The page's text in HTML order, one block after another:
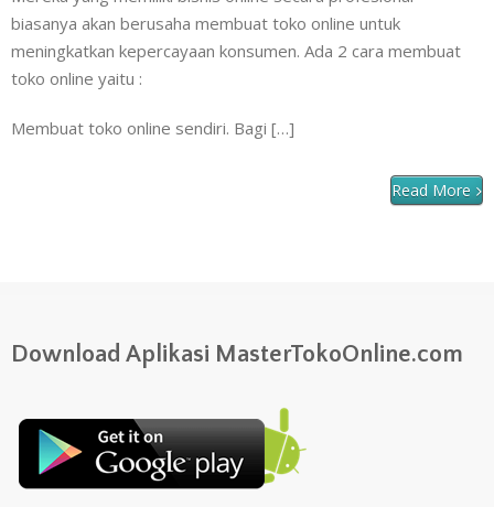
biasanya akan berusaha membuat toko online untuk
meningkatkan kepercayaan konsumen. Ada 2 cara membuat
toko online yaitu :
Membuat toko online sendiri. Bagi […]
Read More
Download Aplikasi MasterTokoOnline.com